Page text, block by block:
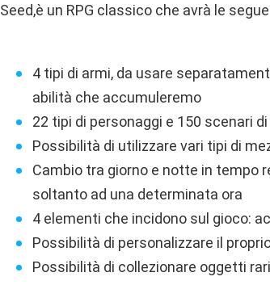
Seed,è un RPG classico che avrà le
4 tipi di armi, da usare
abilità che accumuleremo
22 tipi di personaggi e 150 scenari
Possibilità di utilizzare vari tipi di
Cambio tra giorno e notte in tempo
soltanto ad una determinata ora
4 elementi che incidono sul gioco:
Possibilità di personalizzare il
Possibilità di collezionare oggetti rari